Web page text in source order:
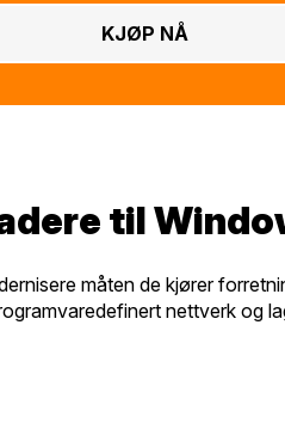
KJØP NÅ
til
måten de kjører
nettverk og